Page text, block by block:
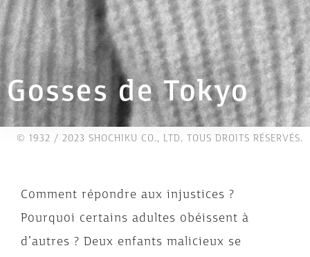
Gosses de Tokyo
© 1932 / 2023 SHOCHIKU CO., LTD. TOUS DROITS RÉSERVÉS.
Comment répondre aux injustices ?
Pourquoi certains adultes obéissent à
d’autres ? Deux enfants malicieux se